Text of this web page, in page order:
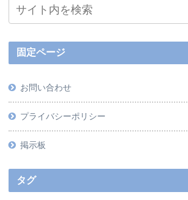
固定ページ
お問い合わせ
プライバシーポリシー
掲示板
タグ